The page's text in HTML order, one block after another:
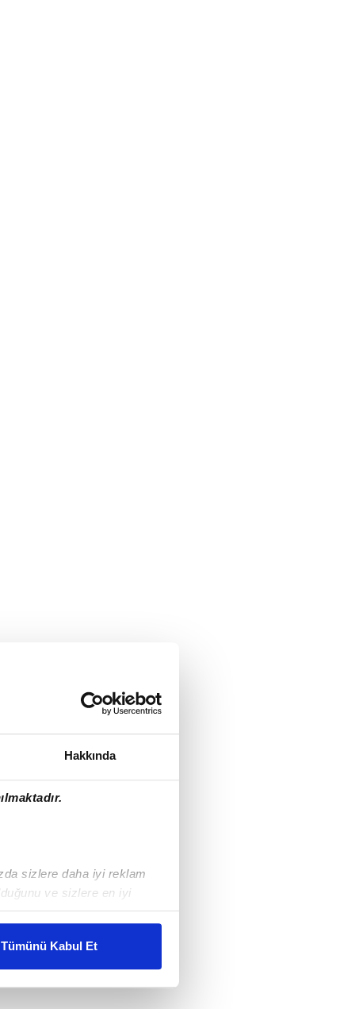
Hakkında
sizlere daha iyi reklam
ve sizlere en iyi
karşılamak
gösterilmeyecektir."
Tümünü Kabul Et